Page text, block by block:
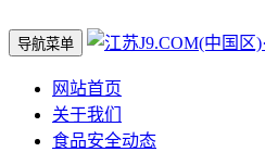
导航菜单
网站首页
关于我们
食品安全动态